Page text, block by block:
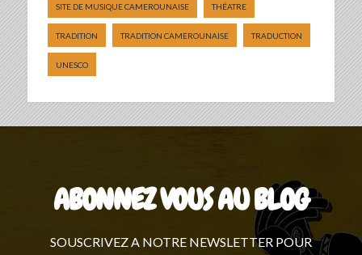
SITE DE MUSIQUE CAMEROUNAISE THÉATRE
TRADITION TRADITION CAMEROUNAISE TRADUCTION
UNESCO
ABONNEZ VOUS AU BLOG
SOUSCRIVEZ A NOTRE NEWSLETTER POUR